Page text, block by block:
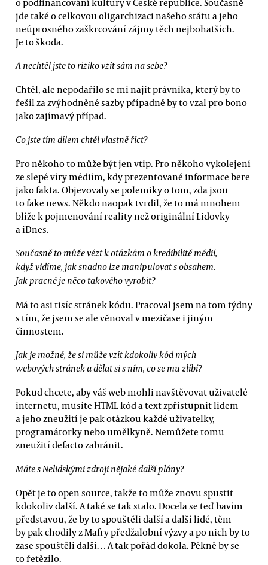
jde také o celkovou oligarchizaci našeho státu a jeho
neúprosného zaškrcování zájmy těch nejbohatších.
Je to škoda.
A nechtěl jste to riziko vzít sám na sebe?
Chtěl, ale nepodařilo se mi najít právníka, který by to
řešil za zvýhodněné sazby případně by to vzal pro bono
jako zajímavý případ.
Co jste tím dílem chtěl vlastně říct?
Pro někoho to může být jen vtip. Pro někoho vykolejení
ze slepé víry médiím, kdy prezentované informace bere
jako fakta. Objevovaly se polemiky o tom, zda jsou
to fake news. Někdo naopak tvrdil, že to má mnohem
blíže k pojmenování reality než originální Lidovky
a iDnes.
Současně to může vézt k otázkám o kredibilitě médií,
když vidíme, jak snadno lze manipulovat s obsahem.
Jak pracné je něco takového vyrobit?
Má to asi tisíc stránek kódu. Pracoval jsem na tom týdny
s tím, že jsem se ale věnoval v mezičase i jiným
činnostem.
Jak je možné, že si může vzít kdokoliv kód mých
webových stránek a dělat si s ním, co se mu zlíbí?
Pokud chcete, aby váš web mohli navštěvovat uživatelé
internetu, musíte HTML kód a text zpřístupnit lidem
a jeho zneužití je pak otázkou každé uživatelky,
programátorky nebo umělkyně. Nemůžete tomu
zneužití defacto zabránit.
Máte s Nelidskými zdroji nějaké další plány?
Opět je to open source, takže to může znovu spustit
kdokoliv další. A také se tak stalo. Docela se teď bavím
představou, že by to spouštěli další a další lidé, těm
by pak chodily z Mafry předžalobní výzvy a po nich by to
zase spouštěli další… A tak pořád dokola. Pěkně by se
to řetězilo.